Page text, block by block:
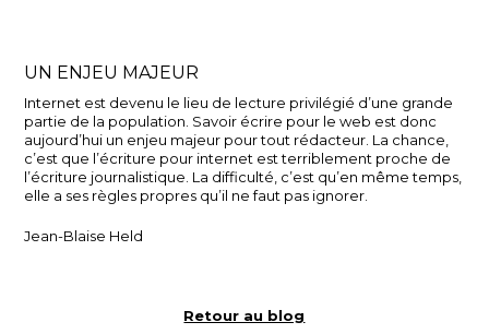
UN ENJEU MAJEUR
Internet est devenu le lieu de lecture privilégié d’une grande
partie de la population. Savoir écrire pour le web est donc
aujourd’hui un enjeu majeur pour tout rédacteur. La chance,
c’est que l’écriture pour internet est terriblement proche de
l’écriture journalistique. La difficulté, c’est qu’en même temps,
elle a ses règles propres qu’il ne faut pas ignorer.
Jean-Blaise Held
Retour au blog